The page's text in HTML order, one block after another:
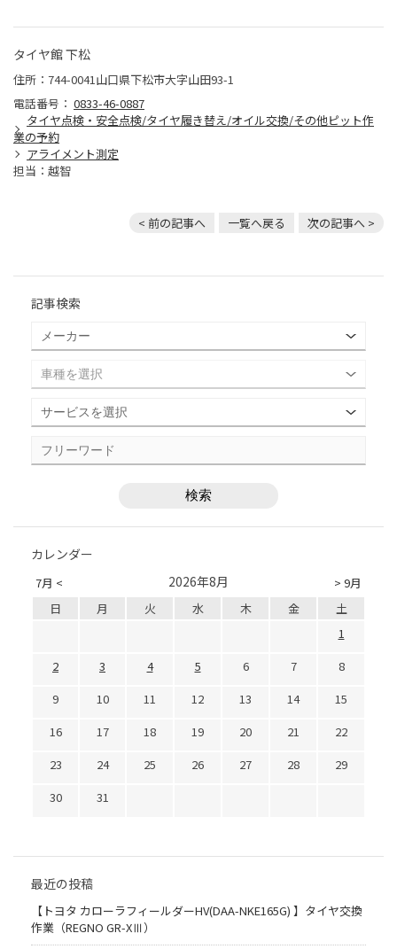
タイヤ館 下松
住所：744-0041山口県下松市大字山田93-1
電話番号： 0833-46-0887
タイヤ点検・安全点検/タイヤ履き替え/オイル交換/その他ピット作
業の予約
アライメント測定
担当：越智
< 前の記事へ 一覧へ戻る 次の記事へ >
記事検索
カレンダー
7月 < > 9月
2026年8月
日 月 火 水 木 金
土
1
2
3 4 5 6 7
8
9
10 11 12 13 14
15
16
17 18 19 20 21
22
23
24 25 26 27 28
29
30
31
最近の投稿
【トヨタ カローラフィールダーHV(DAA-NKE165G) 】タイヤ交換
作業（REGNO GR-XⅢ）